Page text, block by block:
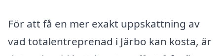
För att få en mer exakt uppskattning av
vad totalentreprenad i Järbo kan kosta, är